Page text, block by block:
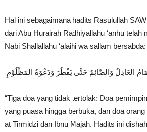
Hal ini sebagaimana hadits Rasulullah
dari Abu Hurairah Radhiyallahu ‘anhu telah
Nabi Shallallahu ‘alaihi wa sallam bersabda:
“Tiga doa yang tidak tertolak: Doa
yang puasa hingga berbuka, dan doa orang
at Tirmidzi dan Ibnu Majah. Hadits ini